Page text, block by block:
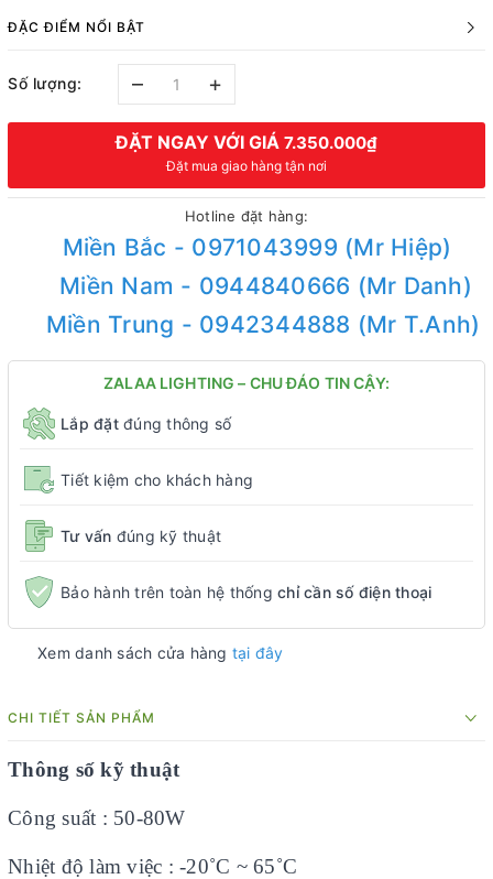
ĐẶC ĐIỂM NỔI BẬT
Số lượng: – +
ĐẶT NGAY VỚI GIÁ 7.350.000₫
Đặt mua giao hàng tận nơi
Hotline đặt hàng:
Miền Bắc - 0971043999 (Mr Hiệp)
Miền Nam - 0944840666 (Mr Danh)
Miền Trung - 0942344888 (Mr T.Anh)
ZALAA LIGHTING – CHU ĐÁO TIN CẬY:
Lắp đặtđúng thông số
Tiết kiệm cho khách hàng
Tư vấn đúng kỹ thuật
Bảo hành trên toàn hệ thống chỉ cần số điện thoại
Xem danh sách cửa hàng tại đây
CHI TIẾT SẢN PHẨM
Thông số kỹ thuật
Công suất : 50-80W
Nhiệt độ làm việc : -20˚C ~ 65˚C